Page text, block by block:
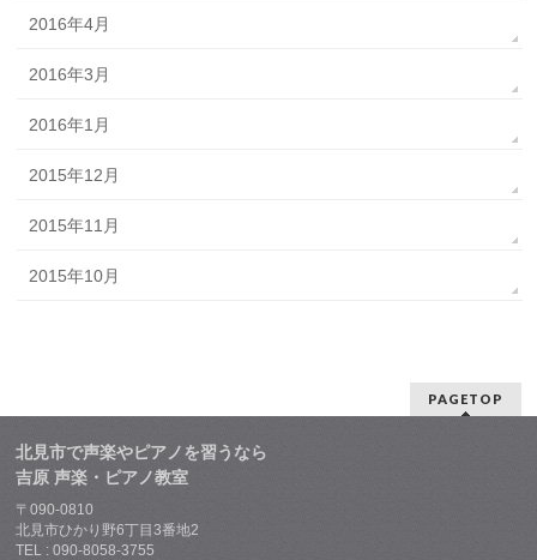
2016年4月
2016年3月
2016年1月
2015年12月
2015年11月
2015年10月
PAGETOP
北見市で声楽やピアノを習うなら
吉原 声楽・ピアノ教室
〒090-0810
北見市ひかり野6丁目3番地2
TEL : 090-8058-3755